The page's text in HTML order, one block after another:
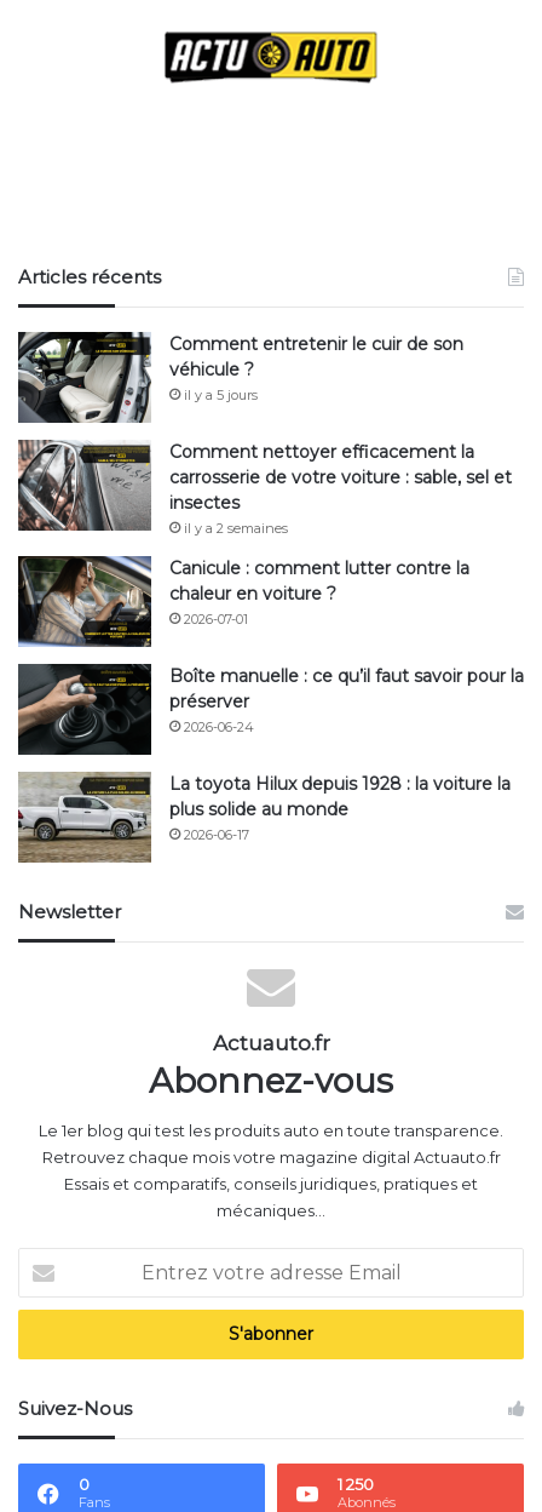
Mongrossisteauto.com✅
Voir d’autres articles surActuauto.fr
Articles récents
Comment entretenir le cuir de son
véhicule ?
il y a 5 jours
Comment nettoyer efficacement la
carrosserie de votre voiture : sable, sel et
insectes
il y a 2 semaines
Canicule : comment lutter contre la
chaleur en voiture ?
2026-07-01
Boîte manuelle : ce qu’il faut savoir pour la
préserver
2026-06-24
La toyota Hilux depuis 1928 : la voiture la
plus solide au monde
2026-06-17
Newsletter
Actuauto.fr
Abonnez-vous
Le 1er blog qui test les produits auto en toute transparence.
Retrouvez chaque mois votre magazine digital Actuauto.fr
Essais et comparatifs, conseils juridiques, pratiques et
mécaniques...
votre
adresse
Suivez-Nous
0
Fans
1 250
Abonnés